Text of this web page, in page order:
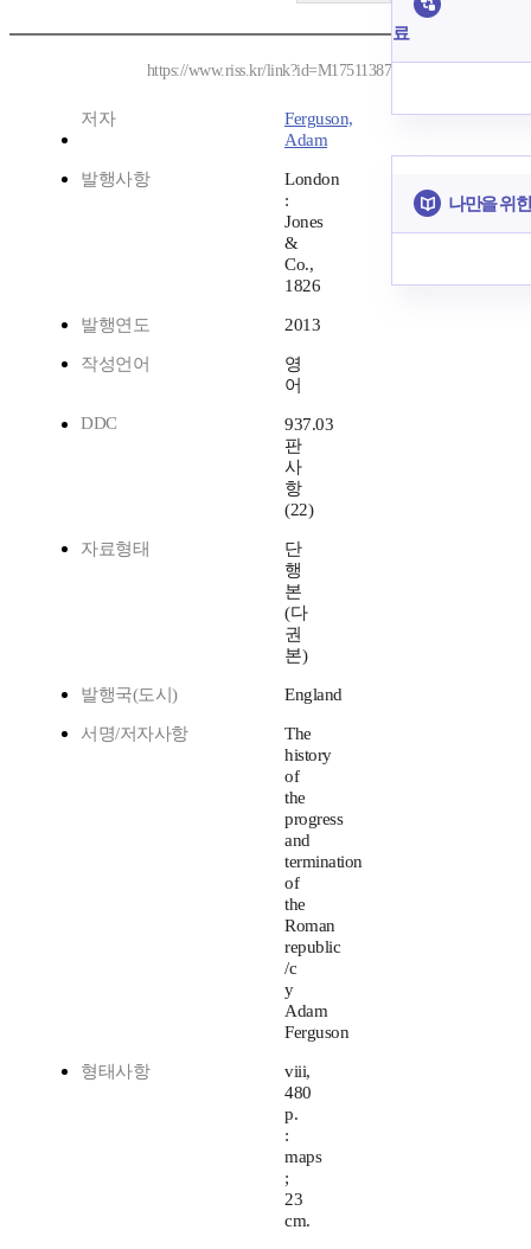
https://www.riss.kr/link?id=M17511387
저자
Ferguson,
Adam
발행사항
London
:
Jones
&
Co.,
1826
발행연도 2013
작성언어
영
어
DDC
937.03
판
사
항
(22)
자료형태
단
행
본
(다
권
본)
발행국(도시) England
서명/저자사항
The
history
of
the
progress
and
termination
of
the
Roman
republic
/c
y
Adam
Ferguson
형태사항
viii,
480
p.
:
maps
;
23
cm.
료
나만을 위